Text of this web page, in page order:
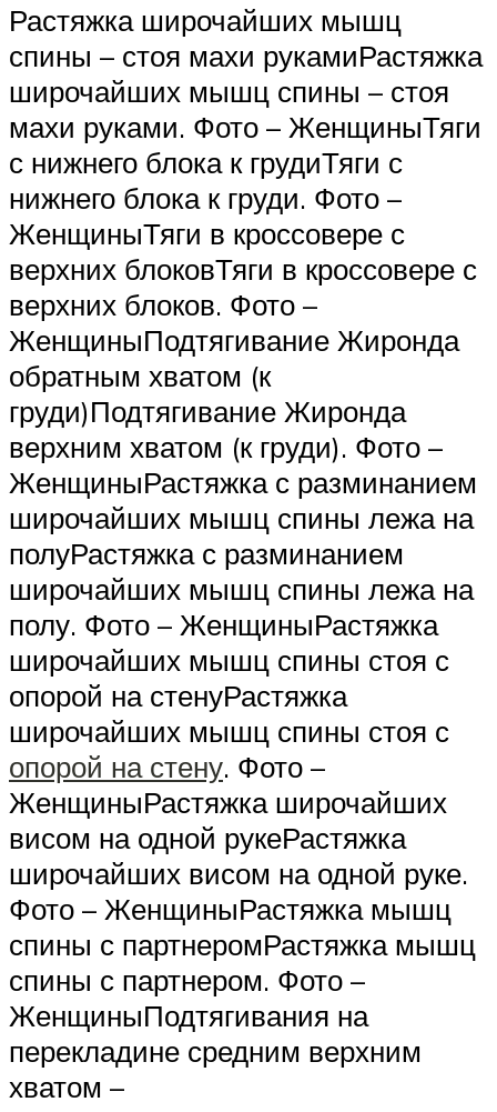
Растяжка широчайших мышц
спины – стоя махи рукамиРастяжка
широчайших мышц спины – стоя
махи руками. Фото – ЖенщиныТяги
с нижнего блока к грудиТяги с
нижнего блока к груди. Фото –
ЖенщиныТяги в кроссовере с
верхних блоковТяги в кроссовере с
верхних блоков. Фото –
ЖенщиныПодтягивание Жиронда
обратным хватом (к
груди)Подтягивание Жиронда
верхним хватом (к груди). Фото –
ЖенщиныРастяжка с разминанием
широчайших мышц спины лежа на
полуРастяжка с разминанием
широчайших мышц спины лежа на
полу. Фото – ЖенщиныРастяжка
широчайших мышц спины стоя с
опорой на стенуРастяжка
широчайших мышц спины стоя с
опорой на стену. Фото –
ЖенщиныРастяжка широчайших
висом на одной рукеРастяжка
широчайших висом на одной руке.
Фото – ЖенщиныРастяжка мышц
спины с партнеромРастяжка мышц
спины с партнером. Фото –
ЖенщиныПодтягивания на
перекладине средним верхним
хватом –